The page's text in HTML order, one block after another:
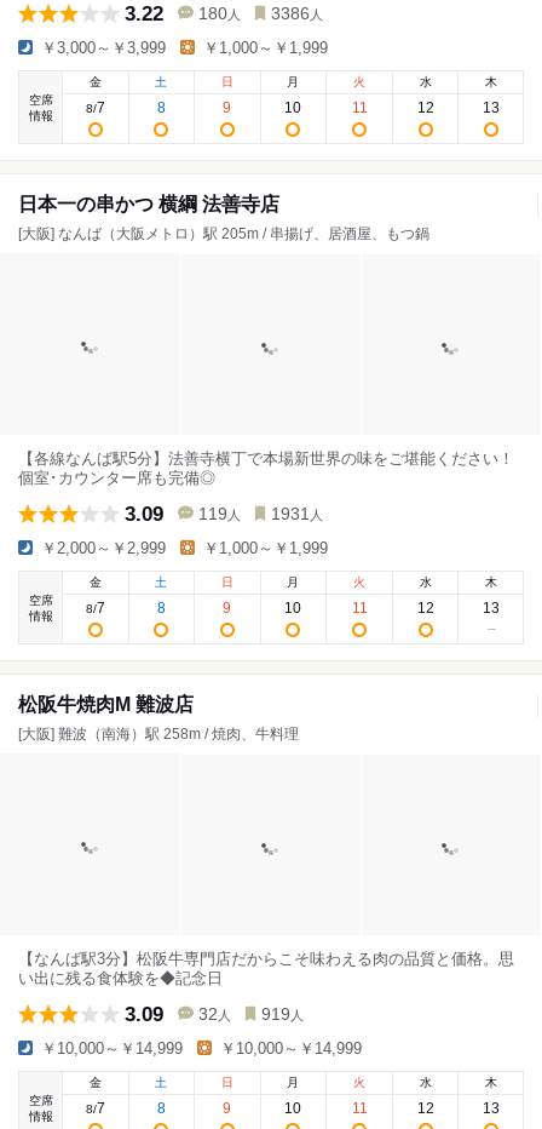
3.22 180 人 3386 人
￥3,000～￥3,999 ￥1,000～￥1,999
空席
情報
金
8/7
土
8
日
9
月
10
火
11
水
12
木
13
日本一の串かつ 横綱 法善寺店
[大阪] なんば（大阪メトロ）駅 205m / 串揚げ、居酒屋、もつ鍋
【各線なんば駅5分】法善寺横丁で本場新世界の味をご堪能ください！
個室･カウンター席も完備◎
3.09 119 人 1931 人
￥2,000～￥2,999 ￥1,000～￥1,999
空席
情報
金
8/7
土
8
日
9
月
10
火
11
水
12
木
13
松阪牛焼肉M 難波店
[大阪] 難波（南海）駅 258m / 焼肉、牛料理
【なんば駅3分】松阪牛専門店だからこそ味わえる肉の品質と価格。思
い出に残る食体験を◆記念日
3.09 32 人 919 人
￥10,000～￥14,999 ￥10,000～￥14,999
空席
情報
金
8/7
土
8
日
9
月
10
火
11
水
12
木
13